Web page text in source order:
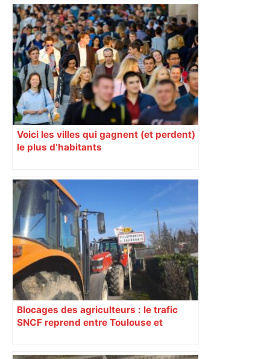
Voici les villes qui gagnent (et perdent)
le plus d’habitants
Blocages des agriculteurs : le trafic
SNCF reprend entre Toulouse et